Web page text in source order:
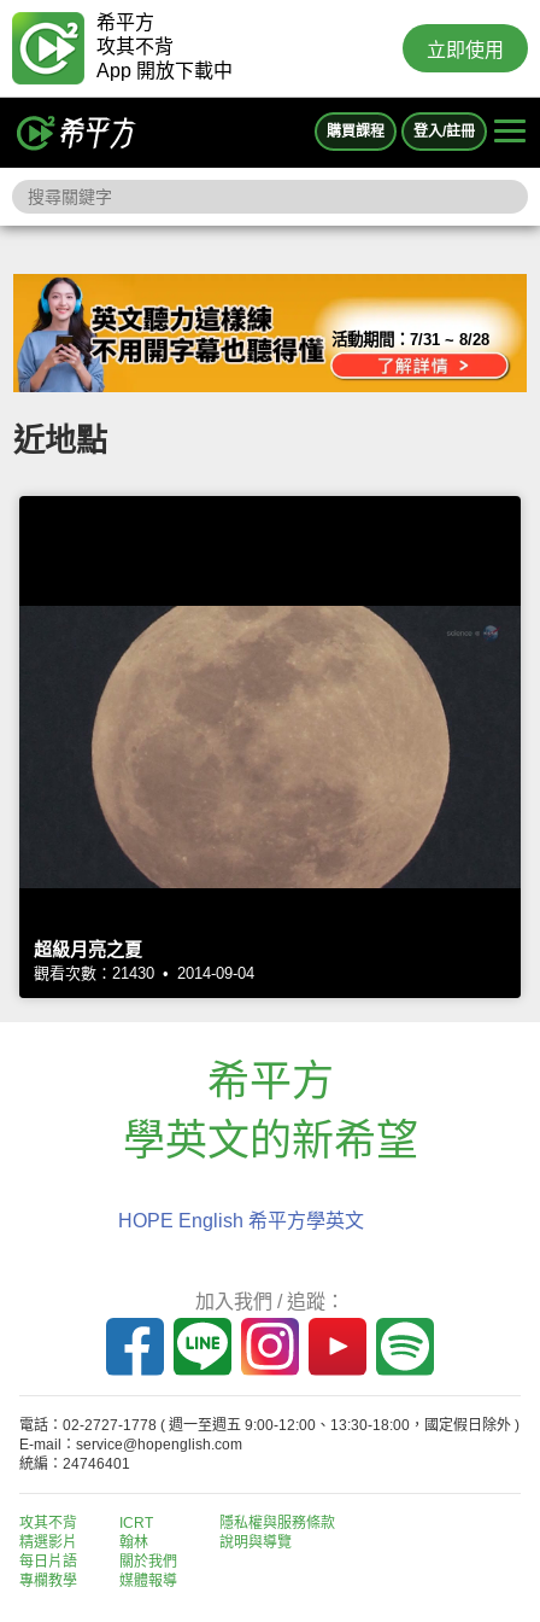
希平方
攻其不背
App 開放下載中
立即使用
購買課程 登入/註冊
活動期間：7/31 ~ 8/28
近地點
超級月亮之夏
觀看次數：21430 • 2014-09-04
希平方
學英文的新希望
HOPE English 希平方學英文
加入我們 / 追蹤：
電話：02-2727-1778 ( 週一至週五 9:00-12:00、13:30-18:00，國定假日除外 )
E-mail：service@hopenglish.com
統編：24746401
攻其不背
精選影片
每日片語
專欄教學
ICRT
翰林
關於我們
媒體報導
隱私權與服務條款
說明與導覽